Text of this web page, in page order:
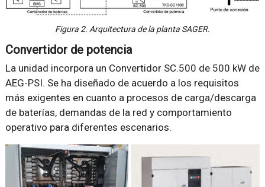
Figura 2. Arquitectura de la planta SAGER.
Convertidor de potencia
La unidad incorpora un Convertidor SC.500 de 500 kW de
AEG-PSI. Se ha diseñado de acuerdo a los requisitos
más exigentes en cuanto a procesos de carga/descarga
de baterías, demandas de la red y comportamiento
operativo para diferentes escenarios.